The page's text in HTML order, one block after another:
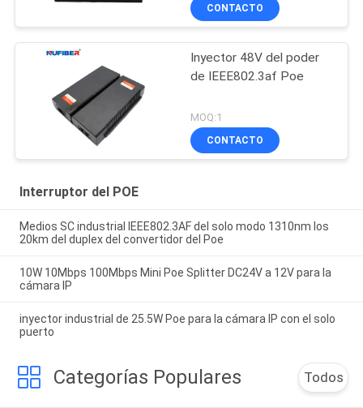
CONTACTO
Inyector 48V del poder
de IEEE802.3af Poe
MOQ:1
CONTACTO
Interruptor del POE
Medios SC industrial IEEE802.3AF del solo modo 1310nm los
20km del duplex del convertidor del Poe
10W 10Mbps 100Mbps Mini Poe Splitter DC24V a 12V para la
cámara IP
inyector industrial de 25.5W Poe para la cámara IP con el solo
puerto
Categorías Populares Todos